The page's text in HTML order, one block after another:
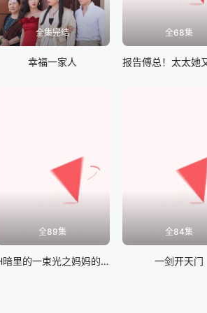
全集完结
幸福一家人
全68集
全89集
H暗里的一束光之妈妈的爱
全84集
一剑开天门